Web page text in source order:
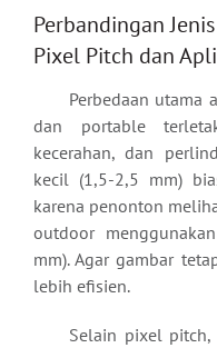
Perbandingan
Pixel Pitch dan
Perbedaan utama
dan portable
kecerahan, dan
kecil (1,5-2,5 mm)
karena penonton
outdoor
mm). Agar gambar
lebih efisien.
Selain pixel pitch,